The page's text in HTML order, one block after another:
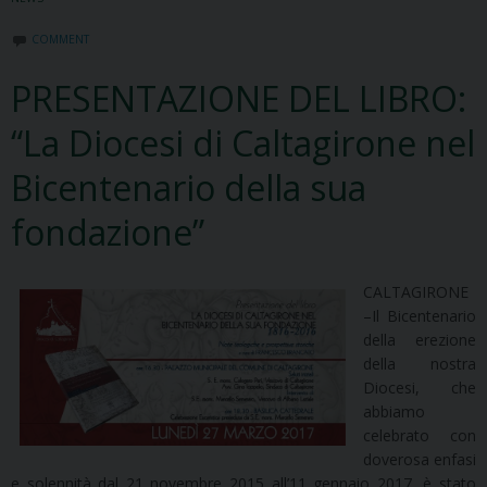
COMMENT
PRESENTAZIONE DEL LIBRO:
“La Diocesi di Caltagirone nel
Bicentenario della sua
fondazione”
CALTAGIRONE
–Il Bicentenario
della erezione
della nostra
Diocesi, che
abbiamo
celebrato con
doverosa enfasi